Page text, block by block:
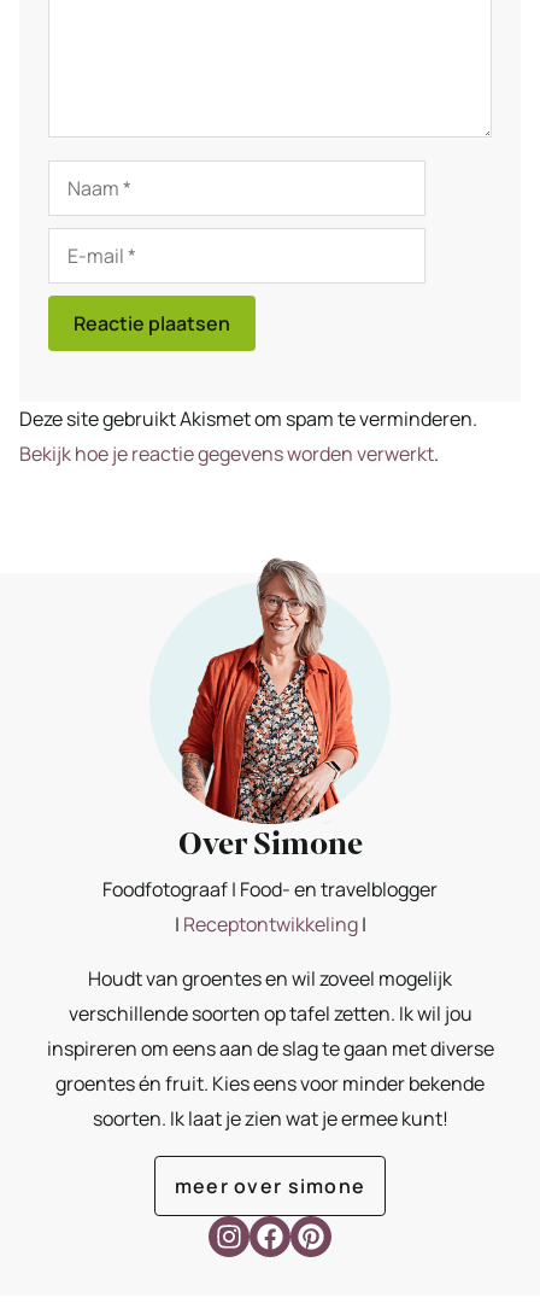
Naam
mail
Deze site gebruikt Akismet om spam te verminderen.
Bekijk hoe je reactie gegevens worden verwerkt.
Over Simone
Foodfotograaf | Food- en travelblogger
| Receptontwikkeling|
Houdt van groentes en wil zoveel mogelijk
verschillende soorten op tafel zetten. Ik wil jou
inspireren om eens aan de slag te gaan met diverse
groentes én fruit. Kies eens voor minder bekende
soorten. Ik laat je zien wat je ermee kunt!
meer over simone